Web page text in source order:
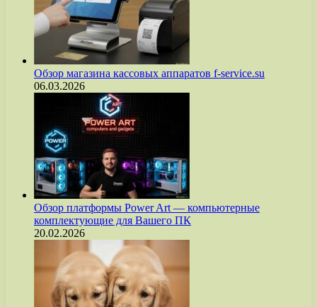
Обзор магазина кассовых аппаратов f-service.su
06.03.2026
Обзор платформы Power Art — компьютерные
комплектующие для Вашего ПК
20.02.2026